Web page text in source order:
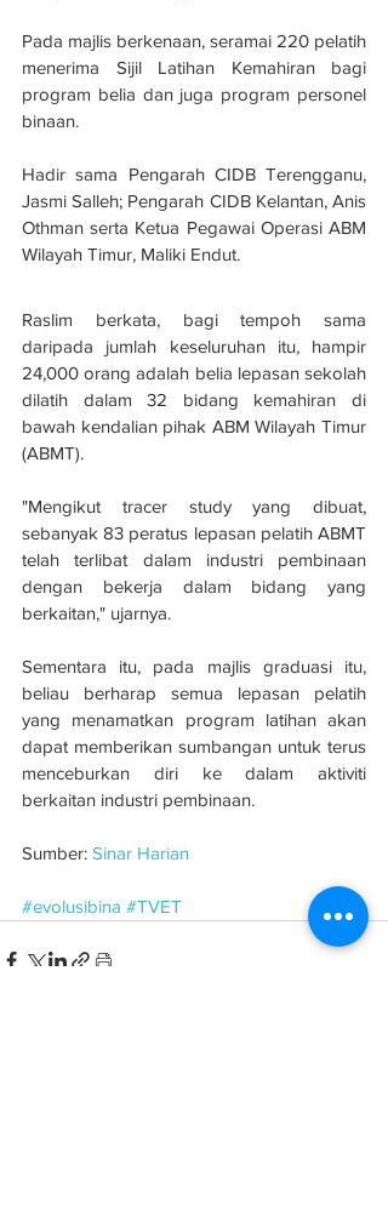
Pada majlis berkenaan, seramai 220 pelatih
menerima Sijil Latihan Kemahiran bagi
program belia dan juga program personel
binaan.
Hadir sama Pengarah CIDB Terengganu,
Jasmi Salleh; Pengarah CIDB Kelantan, Anis
Othman serta Ketua Pegawai Operasi ABM
Wilayah Timur, Maliki Endut.
Raslim berkata, bagi tempoh sama
daripada jumlah keseluruhan itu, hampir
24,000 orang adalah belia lepasan sekolah
dilatih dalam 32 bidang kemahiran di
bawah kendalian pihak ABM Wilayah Timur
(ABMT).
"Mengikut tracer study yang dibuat,
sebanyak 83 peratus lepasan pelatih ABMT
telah terlibat dalam industri pembinaan
dengan bekerja dalam bidang yang
berkaitan," ujarnya.
Sementara itu, pada majlis graduasi itu,
beliau berharap semua lepasan pelatih
yang menamatkan program latihan akan
dapat memberikan sumbangan untuk terus
menceburkan diri ke dalam aktiviti
berkaitan industri pembinaan.
Sumber: Sinar Harian
#evolusibina #TVET